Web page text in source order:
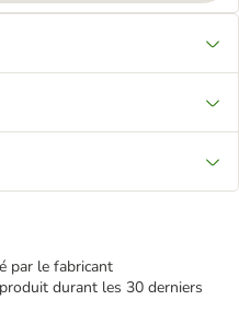
par le fabricant
durant les 30 derniers